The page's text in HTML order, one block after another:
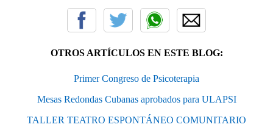
OTROS ARTÍCULOS EN ESTE BLOG:
Primer Congreso de Psicoterapia
Mesas Redondas Cubanas aprobados para ULAPSI
TALLER TEATRO ESPONTÁNEO COMUNITARIO